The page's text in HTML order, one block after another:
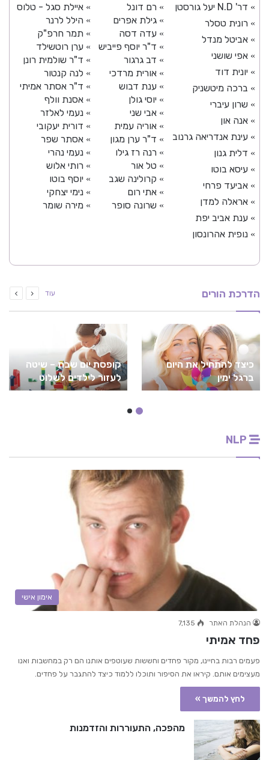
» דר' N.D יעל גורסטן
» רונית טסלר
» אביטל מנדל
» אפי שושני
» יונית דוד
» ברכה מיטשניק
» שרון עיברי
» אנה און
» עינת אנדריאה גרנוב
» דלית גנון
» עיסא בוטו
» אביעד פרחי
» אראלה למדן
» ענת אביב יפת
» נופית אהרונסון
» רם דונל
» גילת אפרים
» עדה דסה
» ד"ר יוסף פייביש
» דב גרגור
» אורית מרדכי
» ענת דבוש
» יוסי גולן
» אבי שני
» אוריה עמית
» ד"ר ערן מגון
» רנה רז גילו
» טל אור
» קרולינה שגב
» אתי רום
» שרונה סופר
» איילת סגל - טלוס
» הילל לרנר
» תמר חרפ"ק
» ערן רוטשילד
» ד"ר שולמית רונן
» לנה קנטור
» ד"ר אסתר אמיתי
» אסנת וולף
» נעמי לאלזר
» דורית יעקובי
» אסתר שפר
» נעמי נהרי
» רותי אלוש
» יוסף בוטו
» נימי יצחקי
» מירה שומר
הדרכת הורים עוד
כיצד להתחיל את היום
ברגל ימין
קופסת יום שבת – שיטה
לעזור לילדים לשלוט
בחפצים
אימון אישי
הנהלת האתר 7,135
פחד אמיתי
פעמים רבות בחיינו, מקור פחדים וחששות שעוטפים אותנו הם רק במחשבות ואנו
מעצימים אותם. קיראו את הסיפור ותוכלו ללמוד כיצד להתגבר על פחדים.
לחץ להמשך »
מהפכה, התעוררות והזדמנות